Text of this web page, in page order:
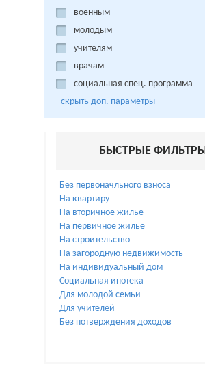
военным
молодым
учителям
врачам
социальная спец. программа
- cкрыть доп. параметры
БЫСТРЫЕ ФИЛЬТРЫ
Без первоначльного взноса
На квартиру
На вторичное жилье
На первичное жилье
На строительство
На загородную недвижимость
На индивидуальный дом
Социальная ипотека
Для молодой семьи
Для учителей
Без потверждения доходов